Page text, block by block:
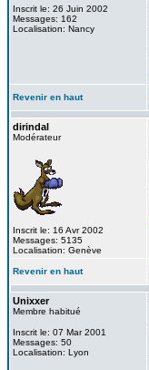
Inscrit le: 26 Juin 2002
Messages: 162
Localisation: Nancy
Revenir en haut
dirindal
Modérateur
Inscrit le: 16 Avr 2002
Messages: 5135
Localisation: Genève
Revenir en haut
Unixxer
Membre habitué
Inscrit le: 07 Mar 2001
Messages: 50
Localisation: Lyon